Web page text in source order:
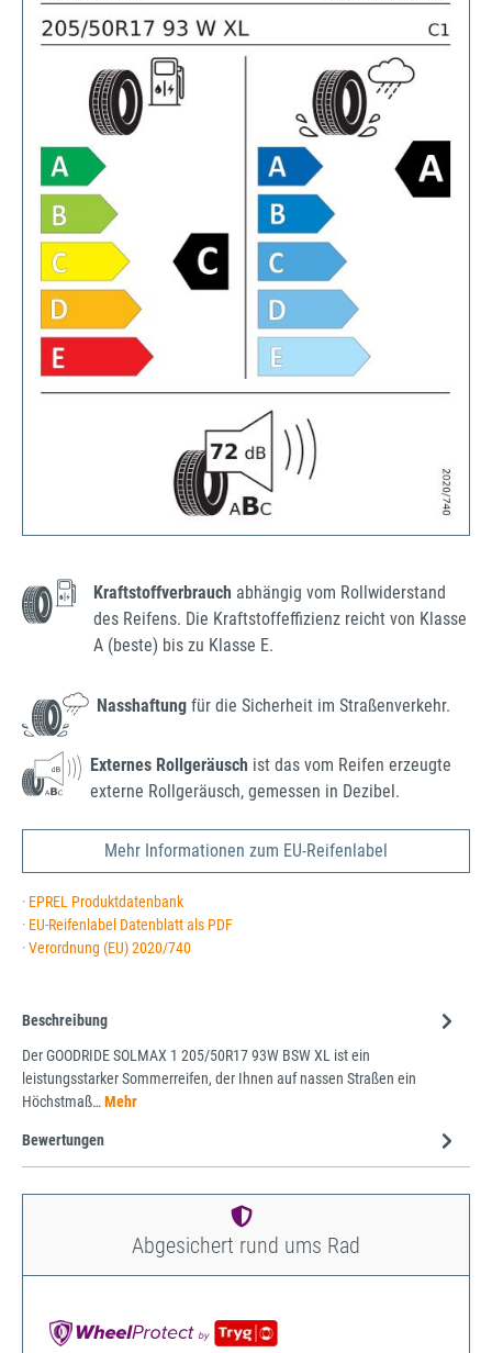
Kraftstoffverbrauch abhängig vom Rollwiderstand
des Reifens. Die Kraftstoffeffizienz reicht von Klasse
A (beste) bis zu Klasse E.
Nasshaftung für die Sicherheit im Straßenverkehr.
Externes Rollgeräusch ist das vom Reifen erzeugte
externe Rollgeräusch, gemessen in Dezibel.
Mehr Informationen zum EU-Reifenlabel
· EPREL Produktdatenbank
· EU-Reifenlabel Datenblatt als PDF
· Verordnung (EU) 2020/740
Beschreibung
Der GOODRIDE SOLMAX 1 205/50R17 93W BSW XL ist ein
leistungsstarker Sommerreifen, der Ihnen auf nassen Straßen ein
Höchstmaß…Mehr
Bewertungen
Abgesichert rund ums Rad